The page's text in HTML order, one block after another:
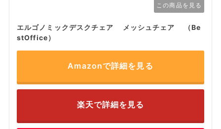
この商品を見る
エルゴノミックデスクチェア メッシュチェア （Be
stOffice）
Amazonで詳細を見る
楽天で詳細を見る